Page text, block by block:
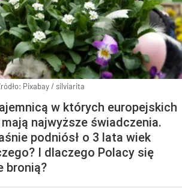
Pixabay/ silviarita
w których europejskich
najwyższe świadczenia.
podniósł o 3 lata wiek
I dlaczego Polacy się
bronią?